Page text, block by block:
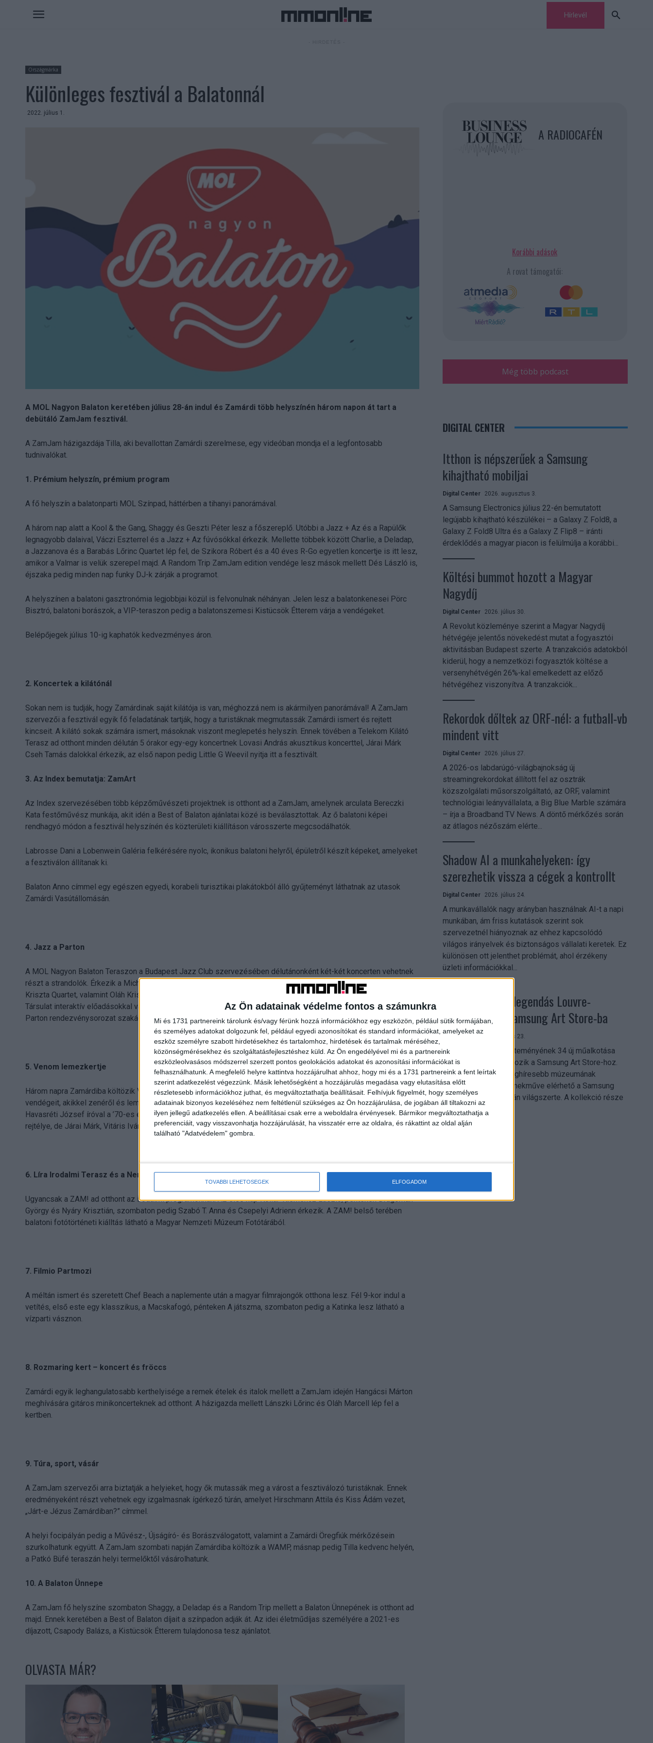
Az Ön adatainak védelme fontos a számunkra
Mi és 1731 partnereink tárolunk és/vagy férünk hozzá információkhoz egy eszközön, például sütik formájában,
és személyes adatokat dolgozunk fel, például egyedi azonosítókat és standard információkat, amelyeket az
eszköz személyre szabott hirdetésekhez és tartalomhoz, hirdetések és tartalmak méréséhez,
közönségmérésekhez és szolgáltatásfejlesztéshez küld. Az Ön engedélyével mi és a partnereink
eszközleolvasásos módszerrel szerzett pontos geolokációs adatokat és azonosítási információkat is
felhasználhatunk. A megfelelő helyre kattintva hozzájárulhat ahhoz, hogy mi és a 1731 partnereink a fent leírtak
szerint adatkezelést végezzünk. Másik lehetőségként a hozzájárulás megadása vagy elutasítása előtt
részletesebb információkhoz juthat, és megváltoztathatja beállításait. Felhívjuk figyelmét, hogy személyes
adatainak bizonyos kezeléséhez nem feltétlenül szükséges az Ön hozzájárulása, de jogában áll tiltakozni az
ilyen jellegű adatkezelés ellen. A beállításai csak erre a weboldalra érvényesek. Bármikor megváltoztathatja a
preferenciáit, vagy visszavonhatja hozzájárulását, ha visszatér erre az oldalra, és rákattint az oldal alján
található "Adatvédelem" gombra.
TOVÁBBI LEHETŐSÉGEK ELFOGADOM
Hírlevél
Országmárka
Különleges fesztivál a Balatonnál
2022. július 1.
A MOL Nagyon Balaton keretében július 28-án indul és Zamárdi több helyszínén három napon át tart a
debütáló ZamJam fesztivál.
A ZamJam házigazdája Tilla, aki bevallottan Zamárdi szerelmese, egy videóban mondja el a legfontosabb
tudnivalókat.
1. Prémium helyszín, prémium program
A fő helyszín a balatonparti MOL Színpad, háttérben a tihanyi panorámával.
A három nap alatt a Kool & the Gang, Shaggy és Geszti Péter lesz a főszereplő. Utóbbi a Jazz + Az és a Rapülők
legnagyobb dalaival, Váczi Eszterrel és a Jazz + Az fúvósókkal érkezik. Mellette többek között Charlie, a Deladap,
a Jazzanova és a Barabás Lőrinc Quartet lép fel, de Szikora Róbert és a 40 éves R-Go egyetlen koncertje is itt lesz,
amikor a Valmar is velük szerepel majd. A Random Trip ZamJam edition vendége lesz mások mellett Dés László is,
éjszaka pedig minden nap funky DJ-k zárják a programot.
A helyszínen a balatoni gasztronómia legjobbjai közül is felvonulnak néhányan. Jelen lesz a balatonkenesei Pörc
Bisztró, balatoni borászok, a VIP-teraszon pedig a balatonszemesi Kistücsök Étterem várja a vendégeket.
Belépőjegek július 10-ig kaphatók kedvezményes áron.
2. Koncertek a kilátónál
Sokan nem is tudják, hogy Zamárdinak saját kilátója is van, méghozzá nem is akármilyen panorámával! A ZamJam
szervezői a fesztivál egyik fő feladatának tartják, hogy a turistáknak megmutassák Zamárdi ismert és rejtett
kincseit. A kilátó sokak számára ismert, másoknak viszont meglepetés helyszín. Ennek tövében a Telekom Kilátó
Terasz ad otthont minden délután 5 órakor egy-egy koncertnek Lovasi András akusztikus koncerttel, Járai Márk
Cseh Tamás dalokkal érkezik, az első napon pedig Little G Weevil nyitja itt a fesztivált.
3. Az Index bemutatja: ZamArt
Az Index szervezésében több képzőművészeti projektnek is otthont ad a ZamJam, amelynek arculata Bereczki
Kata festőművész munkája, akit idén a Best of Balaton ajánlatai közé is beválasztottak. Az ő balatoni képei
rendhagyó módon a fesztivál helyszínén és közterületi kiállításon városszerte megcsodálhatók.
Labrosse Dani a Lobenwein Galéria felkérésére nyolc, ikonikus balatoni helyről, épületről készít képeket, amelyeket
a fesztiválon állítanak ki.
Balaton Anno címmel egy egészen egyedi, korabeli turisztikai plakátokból álló gyűjteményt láthatnak az utasok
Zamárdi Vasútállomásán.
4. Jazz a Parton
A MOL Nagyon Balaton Teraszon a Budapest Jazz Club szervezésében délutánonként két-két koncerten vehetnek
részt a strandolók. Érkezik a Micheller Myrtill & Pintér Tibor duó, a Sárik Péter Trio, az Orbay Lilla Quintet, a Pocsai
Kriszta Quartet, valamint Oláh Krisztián és Szőke Nikoletta zenekara, szombaton Földessy Margit és a Szindra
Társulat interaktív előadásokkal várja a gyerekeket és a szülőket, a megéhező koncertlátogatókról pedig a Séf a
Parton rendezvénysorozat szakácsai gondoskodnak majd, kulináris kalandokat ígérve.
5. Venom lemezkertje
Három napra Zamárdiba költözik Venom, a Halott Pénz DJ-je. A nemrég megnyílt ZAM! nevű helyen fogadja
vendégeit, akikkel zenéről és lemezekről beszélgetnek és természetesen a lemezjátszó mögé is beállnak majd.
Havasréti József íróval a ’70-es évek diszkólázáról sztoriznak, téma lesz Prince, az univerzum legnagyobb zenei
rejtélye, de Járai Márk, Vitáris Iván, Springer Márton, Izil és Q-Cee is bemutatkozik a ZamJam vendégeinek.
6. Líra Irodalmi Terasz és a Nemzeti Múzeum tárlata
Ugyancsak a ZAM! ad otthont az irodalmi programoknak. Az első nap Kollár-Klemencz László, pénteken Dragomán
György és Nyáry Krisztián, szombaton pedig Szabó T. Anna és Csepelyi Adrienn érkezik. A ZAM! belső terében
balatoni fotótörténeti kiálltás látható a Magyar Nemzeti Múzeum Fotótárából.
7. Filmio Partmozi
A méltán ismert és szeretett Chef Beach a naplemente után a magyar filmrajongók otthona lesz. Fél 9-kor indul a
vetítés, első este egy klasszikus, a Macskafogó, pénteken A játszma, szombaton pedig a Katinka lesz látható a
vízparti vásznon.
8. Rozmaring kert – koncert és fröccs
Zamárdi egyik leghangulatosabb kerthelyisége a remek ételek és italok mellett a ZamJam idején Hangácsi Márton
meghívására gitáros minikoncerteknek ad otthont. A házigazda mellett Lánszki Lőrinc és Oláh Marcell lép fel a
kertben.
9. Túra, sport, vásár
A ZamJam szervezői arra biztatják a helyieket, hogy ők mutassák meg a várost a fesztiválozó turistáknak. Ennek
eredményeként részt vehetnek egy izgalmasnak ígérkező túrán, amelyet Hirschmann Attila és Kiss Ádám vezet,
„Járt-e Jézus Zamárdiban?” címmel.
A helyi focipályán pedig a Művész-, Újságíró- és Borászválogatott, valamint a Zamárdi Öregfiúk mérkőzésein
szurkolhatunk együtt. A ZamJam szombati napján Zamárdiba költözik a WAMP, másnap pedig Tilla kedvenc helyén,
a Patkó Büfé teraszán helyi termelőktől vásárolhatunk.
10. A Balaton Ünnepe
A ZamJam fő helyszíne szombaton Shaggy, a Deladap és a Random Trip mellett a Balaton Ünnepének is otthont ad
majd. Ennek keretében a Best of Balaton díjait a színpadon adják át. Az idei életműdíjas személyére a 2021-es
díjazott, Csapody Balázs, a Kistücsök Étterem tulajdonosa tesz ajánlatot.
OLVASTA MÁR?
A RADIOCAFÉN
Korábbi adások
A rovat támogatói:
Még több podcast
DIGITAL CENTER
Itthon is népszerűek a Samsung
kihajtható mobiljai
Digital Center 2026. augusztus 3.
A Samsung Electronics július 22-én bemutatott
legújabb kihajtható készülékei – a Galaxy Z Fold8, a
Galaxy Z Fold8 Ultra és a Galaxy Z Flip8 – iránti
érdeklődés a magyar piacon is felülmúlja a korábbi...
Költési bummot hozott a Magyar
Nagydíj
Digital Center 2026. július 30.
A Revolut közleménye szerint a Magyar Nagydíj
hétvégéje jelentős növekedést mutat a fogyasztói
aktivitásban Budapest szerte. A tranzakciós adatokból
kiderül, hogy a nemzetközi fogyasztók költése a
versenyhétvégén 26%-kal emelkedett az előző
hétvégéhez viszonyítva. A tranzakciók...
Rekordok dőltek az ORF-nél: a futball-vb
mindent vitt
Digital Center 2026. július 27.
A 2026-os labdarúgó-világbajnokság új
streamingrekordokat állított fel az osztrák
közszolgálati műsorszolgáltató, az ORF, valamint
technológiai leányvállalata, a Big Blue Marble számára
– írja a Broadband TV News. A döntő mérkőzés során
az átlagos nézőszám elérte...
Shadow AI a munkahelyeken: így
szerezhetik vissza a cégek a kontrollt
Digital Center 2026. július 24.
A munkavállalók nagy arányban használnak AI-t a napi
munkában, ám friss kutatások szerint sok
szervezetnél hiányoznak az ehhez kapcsolódó
világos irányelvek és biztonságos vállalati keretek. Ez
különösen ott jelenthet problémát, ahol érzékeny
üzleti információkkal...
Megérkezett a legendás Louvre-
gyűjtemény a Samsung Art Store-ba
Digital Center 2026. július 23.
A párizsi Louvre gyűjteményének 34 új műalkotása
most először csatlakozik a Samsung Art Store-hoz.
Ezzel a világ egyik leghíresebb múzeumának
összesen már 51 remekműve elérhető a Samsung
Electronics platformján világszerte. A kollekció része
Leonardo...